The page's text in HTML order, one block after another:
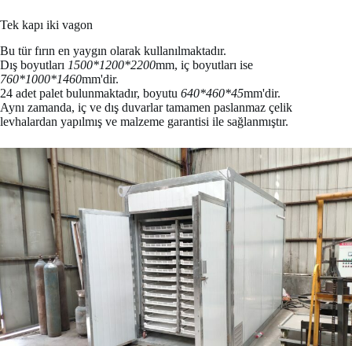
Tek kapı iki vagon
Bu tür fırın en yaygın olarak kullanılmaktadır.
Dış boyutları 1500*1200*2200mm, iç boyutları ise
760*1000*1460mm'dir.
24 adet palet bulunmaktadır, boyutu 640*460*45mm'dir.
Aynı zamanda, iç ve dış duvarlar tamamen paslanmaz çelik
levhalardan yapılmış ve malzeme garantisi ile sağlanmıştır.